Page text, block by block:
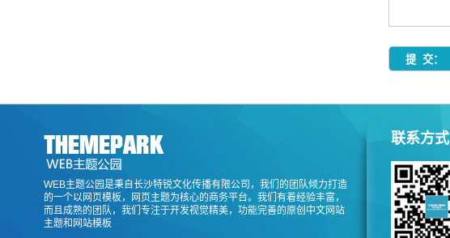
WEB主题公园是秉自长沙特锐文化传播有限公司，我们的团队倾力打造
的一个以网页模板，网页主题为核心的商务平台。我们有着经验丰富，
而且成熟的团队，我们专注于开发视觉精美，功能完善的原创中文网站
主题和网站模板
联系方式